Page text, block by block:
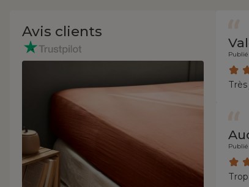
Avis clients
Publié
Publié